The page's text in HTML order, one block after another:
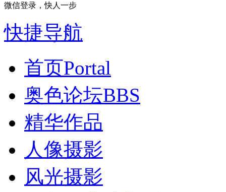
微信登录，快人一步
快捷导航
首页Portal
奥色论坛BBS
精华作品
人像摄影
风光摄影